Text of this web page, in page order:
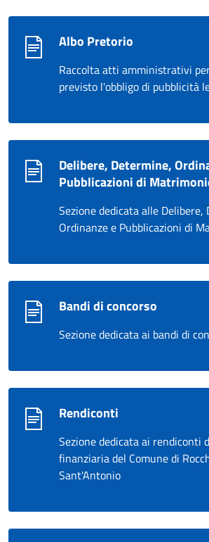
Albo Pretorio
Raccolta atti amministrativi
previsto l'obbligo di pubblicità
Delibere, Determine,
Pubblicazioni di
Sezione dedicata alle Delibere,
Ordinanze e Pubblicazioni di
Bandi di concorso
Sezione dedicata ai bandi di
Rendiconti
Sezione dedicata ai rendiconti
finanziaria del Comune di
Sant'Antonio